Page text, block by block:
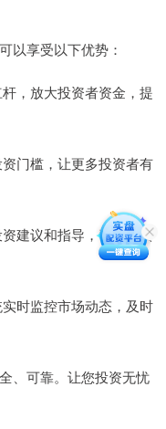
以享受以下优势：
，放大投资者资金，提
门槛，让更多投资者有
建议和指导，帮助投资
时监控市场动态，及时
、可靠。让您投资无忧